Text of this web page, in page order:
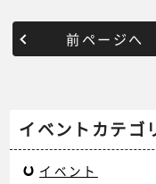
前ページへ
イベントカテゴ
イベント